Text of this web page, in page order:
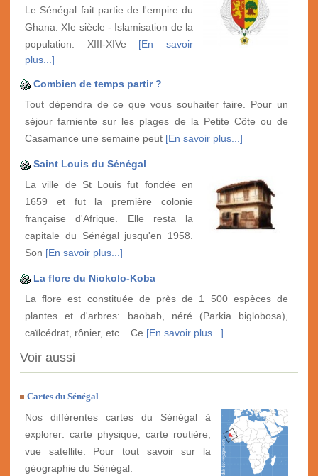
Le Sénégal fait partie de l'empire du
Ghana. XIe siècle - Islamisation de la
population. XIII-XIVe [En savoir
plus...]
Combien de temps partir ?
Tout dépendra de ce que vous souhaiter faire. Pour un
séjour farniente sur les plages de la Petite Côte ou de
Casamance une semaine peut [En savoir plus...]
Saint Louis du Sénégal
La ville de St Louis fut fondée en
1659 et fut la première colonie
française d'Afrique. Elle resta la
capitale du Sénégal jusqu'en 1958.
Son [En savoir plus...]
La flore du Niokolo-Koba
La flore est constituée de près de 1 500 espèces de
plantes et d'arbres: baobab, néré (Parkia biglobosa),
caïlcédrat, rônier, etc... Ce [En savoir plus...]
Voir aussi
Cartes du Sénégal
Nos différentes cartes du Sénégal à
explorer: carte physique, carte routière,
vue satellite. Pour tout savoir sur la
géographie du Sénégal.